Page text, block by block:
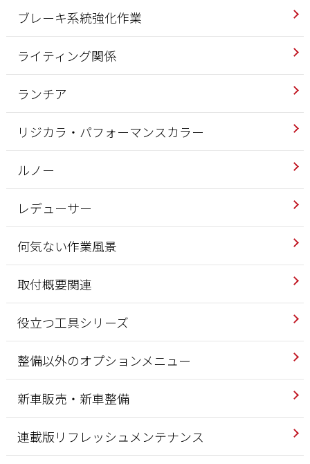
ブレーキ系統強化作業
ライティング関係
ランチア
リジカラ・パフォーマンスカラー
ルノー
レデューサー
何気ない作業風景
取付概要関連
役立つ工具シリーズ
整備以外のオプションメニュー
新車販売・新車整備
連載版リフレッシュメンテナンス